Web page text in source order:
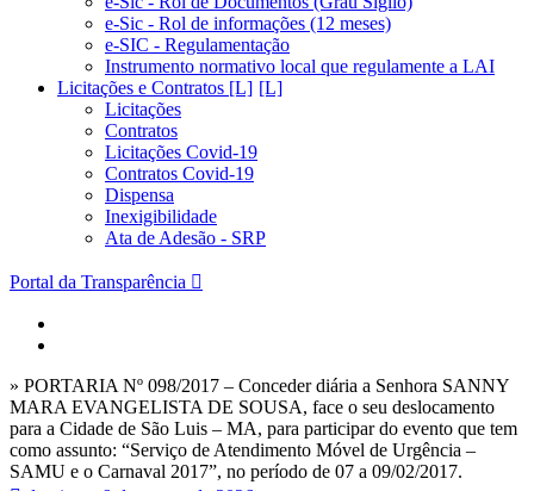
e-Sic - Rol de informações (12 meses)
e-SIC - Regulamentação
Instrumento normativo local que regulamente a LAI
Licitações e Contratos [L]
Licitações
Contratos
Licitações Covid-19
Contratos Covid-19
Dispensa
Inexigibilidade
Ata de Adesão - SRP
Portal da Transparência
» PORTARIA Nº 098/2017 – Conceder diária a Senhora SANNY
MARA EVANGELISTA DE SOUSA, face o seu deslocamento
para a Cidade de São Luis – MA, para participar do evento que tem
como assunto: “Serviço de Atendimento Móvel de Urgência –
SAMU e o Carnaval 2017”, no período de 07 a 09/02/2017.